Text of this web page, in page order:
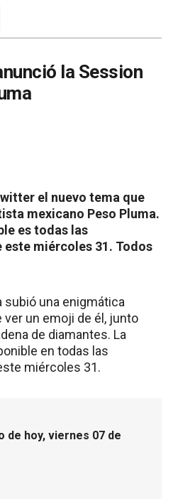
la Session
el nuevo tema que
mexicano Peso Pluma.
es todas las
miércoles 31. Todos
subió una enigmática
un emoji de él, junto
de diamantes. La
en todas las
miércoles 31.
de hoy, viernes 07 de